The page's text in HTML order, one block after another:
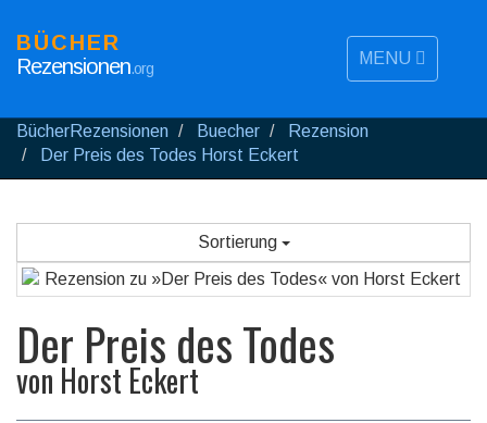
MENU
BÜCHER
Rezensionen.org
BücherRezensionen Buecher
Rezension
Der Preis des Todes Horst Eckert
Sortierung
Der Preis des Todes
von Horst Eckert